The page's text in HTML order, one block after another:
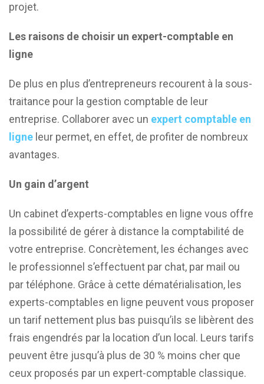
projet.
Les raisons de choisir un expert-comptable en
ligne
De plus en plus d’entrepreneurs recourent à la sous-
traitance pour la gestion comptable de leur
entreprise. Collaborer avec un expert comptable en
ligne leur permet, en effet, de profiter de nombreux
avantages.
Un gain d’argent
Un cabinet d’experts-comptables en ligne vous offre
la possibilité de gérer à distance la comptabilité de
votre entreprise. Concrètement, les échanges avec
le professionnel s’effectuent par chat, par mail ou
par téléphone. Grâce à cette dématérialisation, les
experts-comptables en ligne peuvent vous proposer
un tarif nettement plus bas puisqu’ils se libèrent des
frais engendrés par la location d’un local. Leurs tarifs
peuvent être jusqu’à plus de 30 % moins cher que
ceux proposés par un expert-comptable classique.